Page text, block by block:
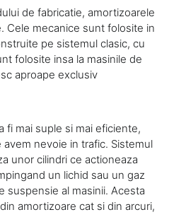
de fabricatie, amortizoarele
Cele mecanice sunt folosite in
pe sistemul clasic, cu
folosite insa la masinile de
aproape exclusiv
fi mai suple si mai eficiente,
nevoie in trafic. Sistemul
unor cilindri ce actioneaza
un lichid sau un gaz
suspensie al masinii. Acesta
amortizoare cat si din arcuri,